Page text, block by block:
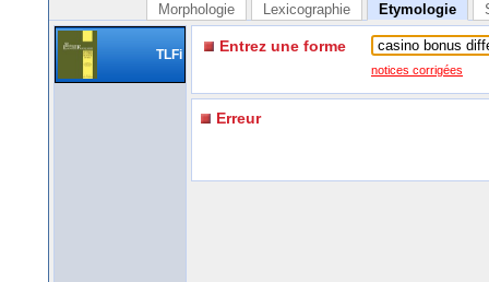
Morphologie Lexicographie Etymologie
TLFi Entrez une forme
notices corrigées
Erreur